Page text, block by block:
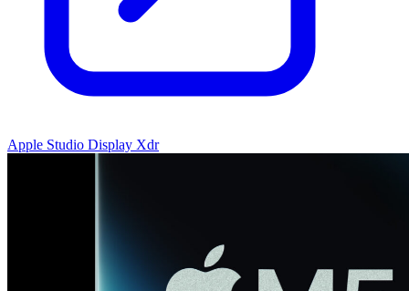
Apple Studio Display Xdr